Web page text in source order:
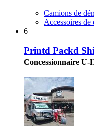
Camions de
Accessoires de
6
Printd Packd
Concessionnaire U-